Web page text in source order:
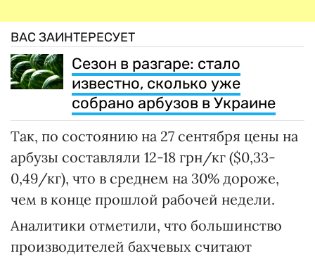
ВАС ЗАИНТЕРЕСУЕТ
Сезон в разгаре: стало
известно, сколько уже
собрано арбузов в Украине
Так, по состоянию на 27 сентября цены на
арбузы составляли 12-18 грн/кг ($0,33-
0,49/кг), что в среднем на 30% дороже,
чем в конце прошлой рабочей недели.
Аналитики отметили, что большинство
производителей бахчевых считают